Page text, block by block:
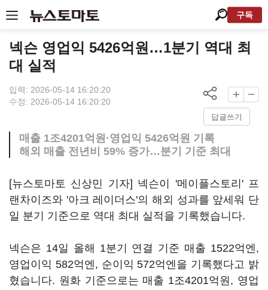
구독
넥슨 영업익 5426억원…1분기 역대 최
대 실적
입력: 2026-05-14 16:20:20
수정: 2026-05-14 16:20:20
답글쓰기
매출 1조4201억원·영업익 5426억원 기록
해외 매출 전년비 59% 증가…분기 기준 최대
[뉴스토마토 신상민 기자] 넥슨이 '메이플스토리' 프
랜차이즈와 '아크 레이더스'의 해외 성과를 앞세워 단
일 분기 기준으로 역대 최대 실적을 기록했습니다.
넥슨은 14일 올해 1분기 연결 기준 매출 1522억엔,
영업이익 582억엔, 순이익 572억엔을 기록했다고 밝
혔습니다. 원화 기준으로는 매출 1조4201억원, 영업